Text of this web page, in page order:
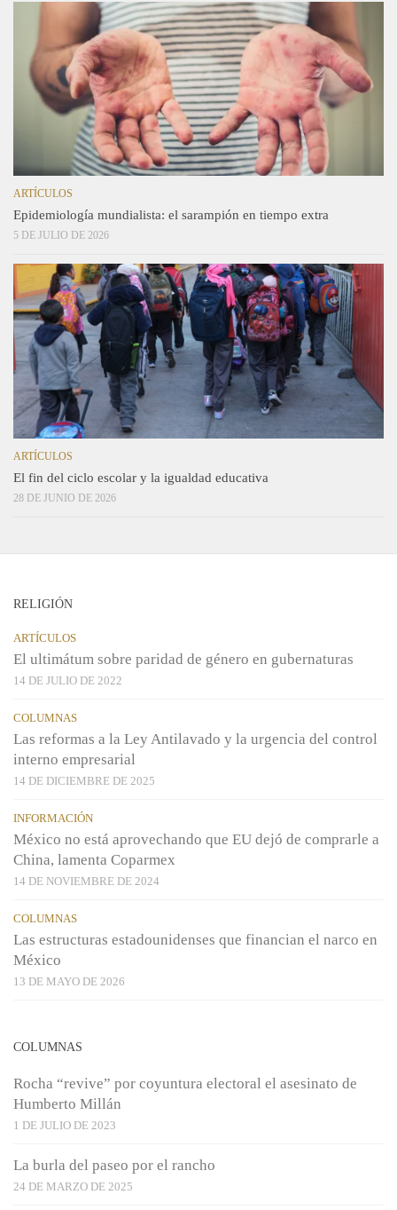
ARTÍCULOS
Epidemiología mundialista: el sarampión en tiempo extra
5 DE JULIO DE 2026
ARTÍCULOS
El fin del ciclo escolar y la igualdad educativa
28 DE JUNIO DE 2026
RELIGIÓN
ARTÍCULOS
El ultimátum sobre paridad de género en gubernaturas
14 DE JULIO DE 2022
COLUMNAS
Las reformas a la Ley Antilavado y la urgencia del control
interno empresarial
14 DE DICIEMBRE DE 2025
INFORMACIÓN
México no está aprovechando que EU dejó de comprarle a
China, lamenta Coparmex
14 DE NOVIEMBRE DE 2024
COLUMNAS
Las estructuras estadounidenses que financian el narco en
México
13 DE MAYO DE 2026
COLUMNAS
Rocha “revive” por coyuntura electoral el asesinato de
Humberto Millán
1 DE JULIO DE 2023
La burla del paseo por el rancho
24 DE MARZO DE 2025